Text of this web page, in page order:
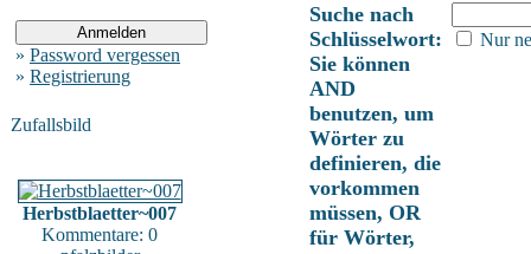
» Password vergessen
» Registrierung
Zufallsbild
Herbstblaetter~007
Kommentare: 0
Suche nach
Schlüsselwort:
Sie können
AND
benutzen, um
Wörter zu
definieren, die
vorkommen
müssen, OR
für Wörter,
Nur